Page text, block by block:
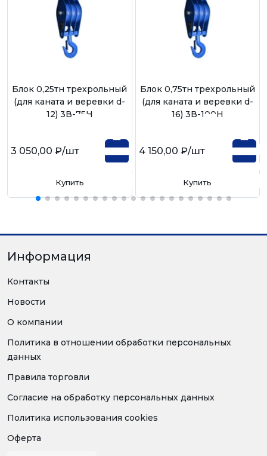
Блок 0,25тн трехрольный
(для каната и веревки d-
12) 3В-75Н
3 050,00 ₽/шт
Купить
Блок 0,75тн трехрольный
(для каната и веревки d-
16) 3В-100Н
4 150,00 ₽/шт
Купить
Информация
Контакты
Новости
О компании
Политика в отношении обработки персональных
данных
Правила торговли
Согласие на обработку персональных данных
Политика использования cookies
Оферта